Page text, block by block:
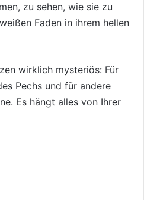
zu sehen, wie sie zu
Faden in ihrem hellen
wirklich mysteriös: Für
Pechs und für andere
Es hängt alles von Ihrer